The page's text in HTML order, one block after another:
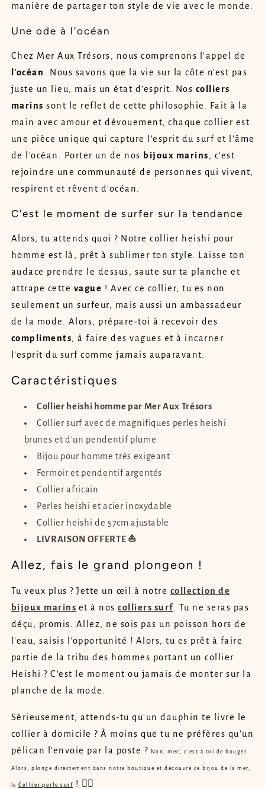
manière de partager ton style de vie avec le monde.
Une ode à l'océan
Chez Mer Aux Trésors, nous comprenons l'appel de
l'océan
. Nous savons que la vie sur la côte n'est pas
juste un lieu, mais un état d'esprit. Nos colliers
marins sont le reflet de cette philosophie. Fait à la
main avec amour et dévouement, chaque collier est
une pièce unique qui capture l'esprit du surf et l'âme
de l'océan. Porter un de nos bijoux marins, c'est
rejoindre une communauté de personnes qui vivent,
respirent et rêvent d'océan.
C'est le moment de surfer sur la tendance
Alors, tu attends quoi ? Notre collier heishi pour
homme est là, prêt à sublimer ton style. Laisse ton
audace prendre le dessus, saute sur ta planche et
attrape cette vague ! Avec ce collier, tu es non
seulement un surfeur, mais aussi un ambassadeur
de la mode. Alors, prépare-toi à recevoir des
compliments, à faire des vagues et à incarner
l'esprit du surf comme jamais auparavant.
Caractéristiques
Collier heishi homme par Mer Aux Trésors
Collier surf avec de magnifiques perles heishi
brunes et d'un pendentif plume
Bijou pour homme très exigeant
Fermoir et pendentif argentés
Collier africain
Perles heishi et acier inoxydable
Collier heishi de 57cm ajustable
LIVRAISON OFFERTE ⛵
Allez, fais le grand plongeon !
Tu veux plus ? Jette un œil à notre collection de
bijoux marins et à nos colliers surf. Tu ne seras pas
déçu, promis. Allez, ne sois pas un poisson hors de
l'eau, saisis l'opportunité ! Alors, tu es prêt à faire
partie de la tribu des hommes portant un collier
Heishi ? C'est le moment ou jamais de monter sur la
planche de la mode.
Sérieusement, attends-tu qu'un dauphin te livre le
collier à domicile ? À moins que tu ne préfères qu'un
pélican l'envoie par la poste ? Non, mec, c'est à toi de bouger.
Alors, plonge directement dans notre boutique et découvre ce bijou de la mer,
le Collier perle surf ! 🏄‍♂️